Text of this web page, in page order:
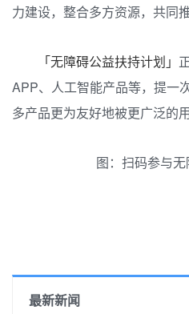
力建设，整合多方资源，共同
「无障碍公益扶持计划」
APP、人工智能产品等，提一
多产品更为友好地被更广泛的
图：扫码参与
最新新闻